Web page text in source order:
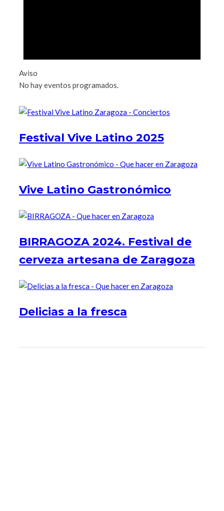
Aviso
No hay eventos programados.
Festival Vive Latino 2025
Vive Latino Gastronómico
BIRRAGOZA 2024. Festival de
cerveza artesana de Zaragoza
Delicias a la fresca